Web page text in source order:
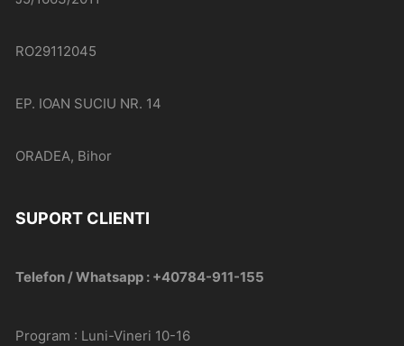
RO29112045
EP. IOAN SUCIU NR. 14
ORADEA, Bihor
SUPORT CLIENTI
Telefon / Whatsapp : +40784-911-155
Program : Luni-Vineri 10-16